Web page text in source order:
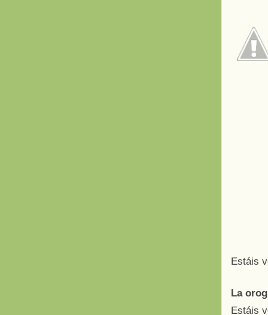
Estáis
La
Estáis